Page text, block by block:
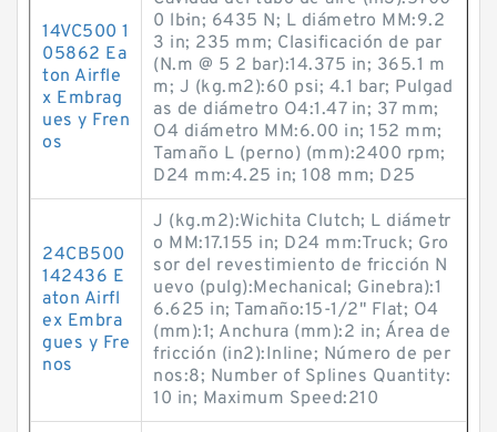
14VC500 1
05862 Ea
ton Airfle
x Embrag
ues y Fren
os
0 lb·in; 6435 N; L diámetro MM:9.2
3 in; 235 mm; Clasificación de par
(N.m @ 5 2 bar):14.375 in; 365.1 m
m; J (kg.m2):60 psi; 4.1 bar; Pulgad
as de diámetro O4:1.47 in; 37 mm;
O4 diámetro MM:6.00 in; 152 mm;
Tamaño L (perno) (mm):2400 rpm;
D24 mm:4.25 in; 108 mm; D25
24CB500
142436 E
aton Airfl
ex Embra
gues y Fre
nos
J (kg.m2):Wichita Clutch; L diámetr
o MM:17.155 in; D24 mm:Truck; Gro
sor del revestimiento de fricción N
uevo (pulg):Mechanical; Ginebra):1
6.625 in; Tamaño:15-1/2" Flat; O4
(mm):1; Anchura (mm):2 in; Área de
fricción (in2):Inline; Número de per
nos:8; Number of Splines Quantity:
10 in; Maximum Speed:210